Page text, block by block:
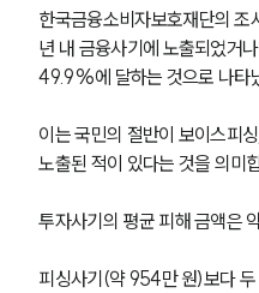
한국금융소비자보호재단의
년 내 금융사기에 노출되었거
49.9%에 달하는 것으로 나타
이는 국민의 절반이 보이스피
노출된 적이 있다는 것을 의미
투자사기의 평균 피해 금액은
피싱사기(약 954만 원)보다